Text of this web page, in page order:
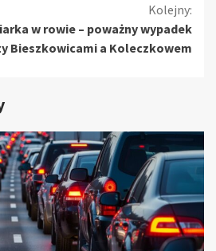
Kolejny:
w rowie – poważny wypadek
Bieszkowicami a Koleczkowem